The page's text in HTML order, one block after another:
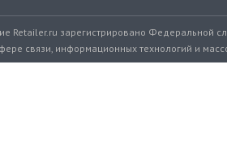
Retailer.ru зарегистрировано Федеральной
связи, информационных технологий и